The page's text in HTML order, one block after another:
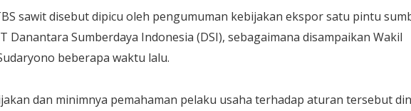
sawit disebut dipicu oleh pengumuman kebijakan ekspor satu pintu
Danantara Sumberdaya Indonesia (DSI), sebagaimana disampaikan Wakil
beberapa waktu lalu.
dan minimnya pemahaman pelaku usaha terhadap aturan tersebut